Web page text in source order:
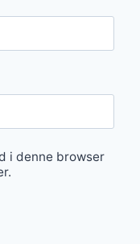
i denne browser